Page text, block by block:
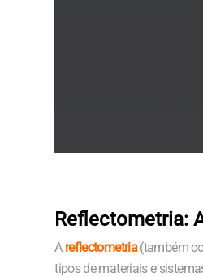
Reflectometria:
A reflectometria(também
tipos de materiais e